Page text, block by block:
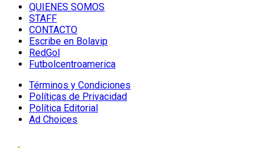
QUIENES SOMOS
STAFF
CONTACTO
Escribe en Bolavip
RedGol
Futbolcentroamerica
Términos y Condiciones
Políticas de Privacidad
Política Editorial
Ad Choices